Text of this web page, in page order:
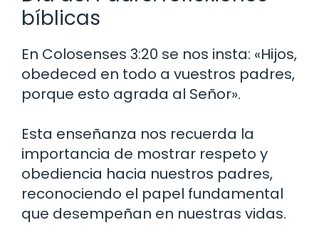
bíblicas
En Colosenses 3:20 se nos insta: «Hijos,
obedeced en todo a vuestros padres,
porque esto agrada al Señor».
Esta enseñanza nos recuerda la
importancia de mostrar respeto y
obediencia hacia nuestros padres,
reconociendo el papel fundamental
que desempeñan en nuestras vidas.